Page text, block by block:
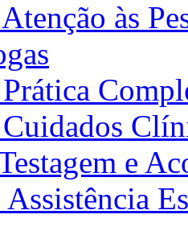
às
e
Assistência